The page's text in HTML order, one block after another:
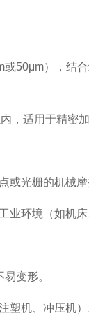
），结
适用于精密加
光栅的机械摩
环境（如机床
变形。
机、冲压机）